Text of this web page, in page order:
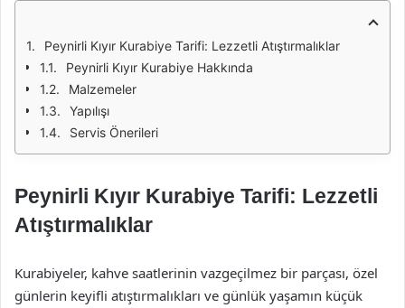
Peynirli Kıyır Kurabiye Tarifi: Lezzetli Atıştırmalıklar
Peynirli Kıyır Kurabiye Hakkında
Malzemeler
Yapılışı
Servis Önerileri
Peynirli Kıyır Kurabiye Tarifi: Lezzetli
Atıştırmalıklar
Kurabiyeler, kahve saatlerinin vazgeçilmez bir parçası, özel
günlerin keyifli atıştırmalıkları ve günlük yaşamın küçük